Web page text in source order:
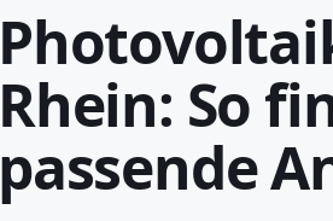
Rhein: So
passende